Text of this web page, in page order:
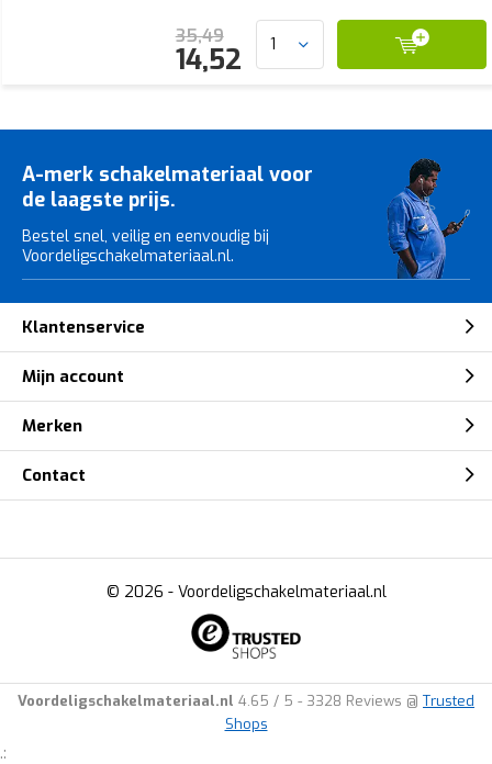
35,49
14,52
A-merk schakelmateriaal voor
de laagste prijs.
Bestel snel, veilig en eenvoudig bij
Voordeligschakelmateriaal.nl.
Klantenservice
Mijn account
Merken
Contact
© 2026 - Voordeligschakelmateriaal.nl
Voordeligschakelmateriaal.nl 4.65 / 5 - 3328 Reviews @ Trusted
Shops
.: